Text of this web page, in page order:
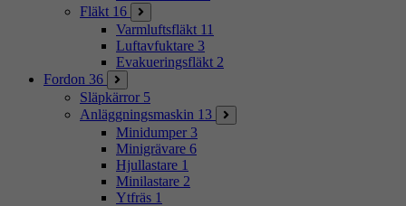
Fläkt 16
Varmluftsfläkt 11
Luftavfuktare 3
Evakueringsfläkt 2
Fordon 36
Släpkärror 5
Anläggningsmaskin 13
Minidumper 3
Minigrävare 6
Hjullastare 1
Minilastare 2
Ytfräs 1